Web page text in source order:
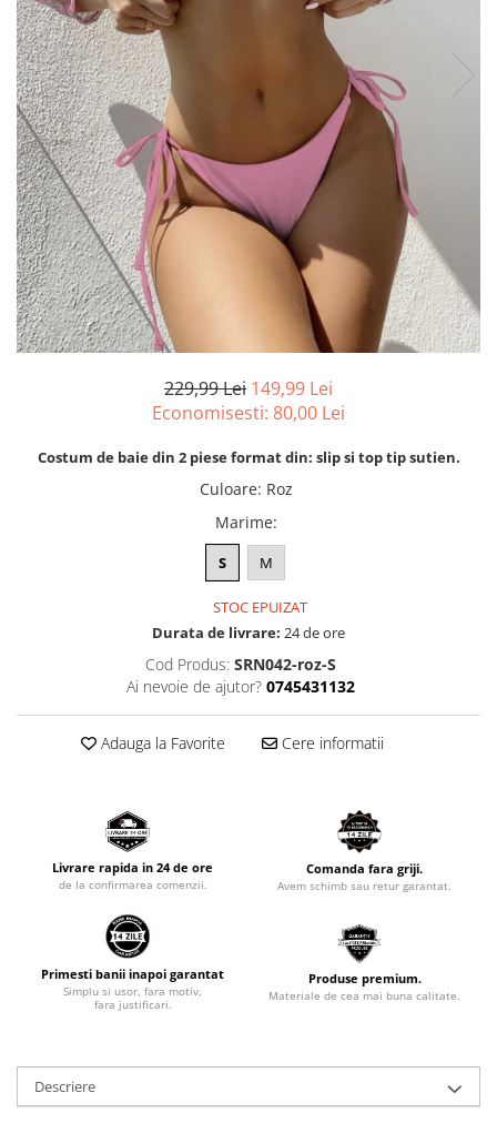
229,99 Lei 149,99 Lei
Economisesti: 80,00 Lei
Costum de baie din 2 piese format din: slip si top tip sutien.
Culoare: Roz
Marime:
S M
STOC EPUIZAT
Durata de livrare: 24 de ore
Cod Produs: SRN042-roz-S
Ai nevoie de ajutor? 0745431132
Adauga la Favorite Cere informatii
Livrare rapida in 24 de ore
de la confirmarea comenzii.
Comanda fara griji.
Avem schimb sau retur garantat.
Primesti banii inapoi garantat
Simplu si usor, fara motiv,
fara justificari.
Produse premium.
Materiale de cea mai buna calitate.
Descriere